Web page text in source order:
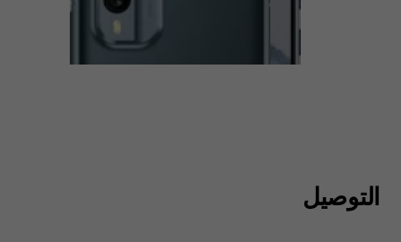
التوصيل